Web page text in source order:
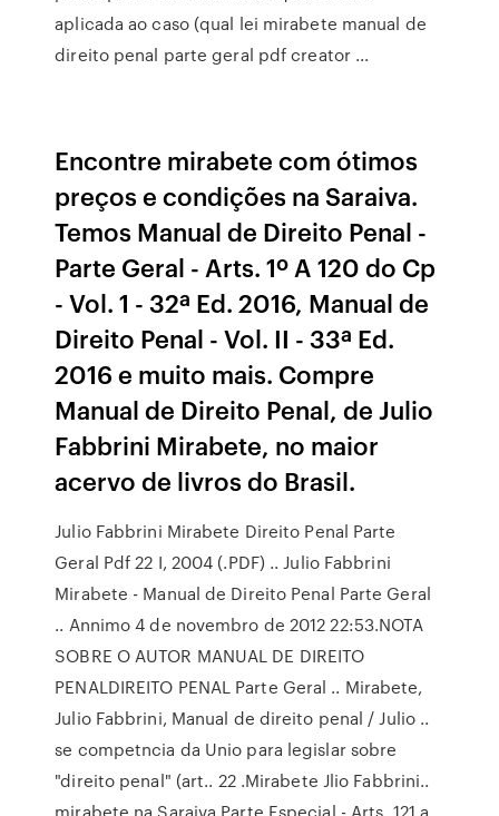
aplicada ao caso (qual lei mirabete manual de
direito penal parte geral pdf creator ...
Encontre mirabete com ótimos
preços e condições na Saraiva.
Temos Manual de Direito Penal -
Parte Geral - Arts. 1º A 120 do Cp
- Vol. 1 - 32ª Ed. 2016, Manual de
Direito Penal - Vol. II - 33ª Ed.
2016 e muito mais. Compre
Manual de Direito Penal, de Julio
Fabbrini Mirabete, no maior
acervo de livros do Brasil.
Julio Fabbrini Mirabete Direito Penal Parte
Geral Pdf 22 I, 2004 (.PDF) .. Julio Fabbrini
Mirabete - Manual de Direito Penal Parte Geral
.. Annimo 4 de novembro de 2012 22:53.NOTA
SOBRE O AUTOR MANUAL DE DIREITO
PENALDIREITO PENAL Parte Geral .. Mirabete,
Julio Fabbrini, Manual de direito penal / Julio ..
se competncia da Unio para legislar sobre
"direito penal" (art.. 22 .Mirabete Jlio Fabbrini..
mirabete na Saraiva Parte Especial - Arts. 121 a